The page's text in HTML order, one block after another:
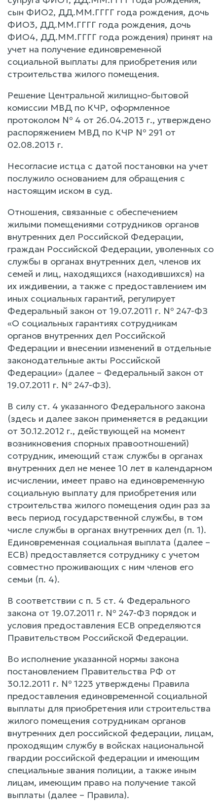
сын ФИО2, ДД.ММ.ГГГГ года рождения, дочь
ФИО3, ДД.ММ.ГГГГ года рождения, дочь
ФИО4, ДД.ММ.ГГГГ года рождения) принят на
учет на получение единовременной
социальной выплаты для приобретения или
строительства жилого помещения.
Решение Центральной жилищно-бытовой
комиссии МВД по КЧР, оформленное
протоколом № 4 от 26.04.2013 г., утверждено
распоряжением МВД по КЧР № 291 от
02.08.2013 г.
Несогласие истца с датой постановки на учет
послужило основанием для обращения с
настоящим иском в суд.
Отношения, связанные с обеспечением
жилыми помещениями сотрудников органов
внутренних дел Российской Федерации,
граждан Российской Федерации, уволенных со
службы в органах внутренних дел, членов их
семей и лиц, находящихся (находившихся) на
их иждивении, а также с предоставлением им
иных социальных гарантий, регулирует
Федеральный закон от 19.07.2011 г. № 247-ФЗ
«О социальных гарантиях сотрудникам
органов внутренних дел Российской
Федерации и внесении изменений в отдельные
законодательные акты Российской
Федерации» (далее – Федеральный закон от
19.07.2011 г. № 247-ФЗ).
В силу ст. 4 указанного Федерального закона
(здесь и далее закон применяется в редакции
от 30.12.2012 г., действующей на момент
возникновения спорных правоотношений)
сотрудник, имеющий стаж службы в органах
внутренних дел не менее 10 лет в календарном
исчислении, имеет право на единовременную
социальную выплату для приобретения или
строительства жилого помещения один раз за
весь период государственной службы, в том
числе службы в органах внутренних дел (п. 1).
Единовременная социальная выплата (далее –
ЕСВ) предоставляется сотруднику с учетом
совместно проживающих с ним членов его
семьи (п. 4).
В соответствии с п. 5 ст. 4 Федерального
закона от 19.07.2011 г. № 247-ФЗ порядок и
условия предоставления ЕСВ определяются
Правительством Российской Федерации.
Во исполнение указанной нормы закона
постановлением Правительства РФ от
30.12.2011 г. № 1223 утверждены Правила
предоставления единовременной социальной
выплаты для приобретения или строительства
жилого помещения сотрудникам органов
внутренних дел российской федерации, лицам,
проходящим службу в войсках национальной
гвардии российской федерации и имеющим
специальные звания полиции, а также иным
лицам, имеющим право на получение такой
выплаты (далее – Правила).